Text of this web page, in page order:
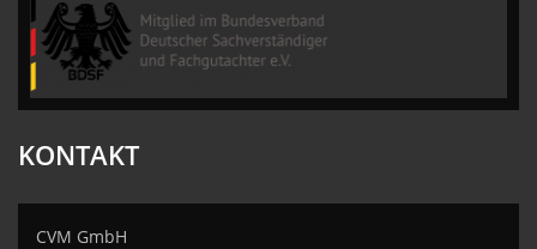
KONTAKT
CVM GmbH